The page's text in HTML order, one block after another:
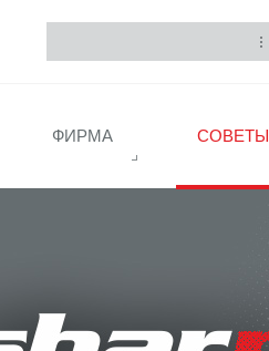
ФИРМА СОВЕТЫ